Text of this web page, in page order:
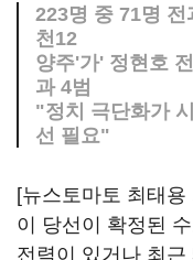
223명 중 71명 전
천12
양주'가' 정현호
과 4범
"정치 극단화가
선 필요"
[뉴스토마토 최태용
이 당선이 확정된
전력이 있거나 최